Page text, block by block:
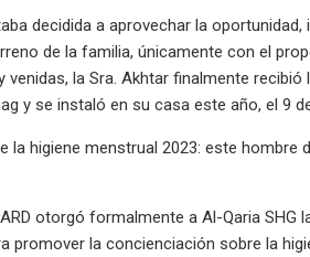
decidida a aprovechar la
de la familia, únicamente con el
venidas, la Sra. Akhtar finalmente
y se instaló en su casa este año, el 9
la higiene menstrual 2023: este
otorgó formalmente a Al-Qaria
promover la concienciación sobre la